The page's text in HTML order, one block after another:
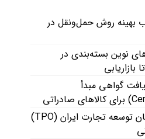
بهینه روش حمل‌ونقل در
نوین بسته‌بندی در
گواهی مبدأ
نقش و جایگاه سازمان توسعه تجارت ایران (TPO)